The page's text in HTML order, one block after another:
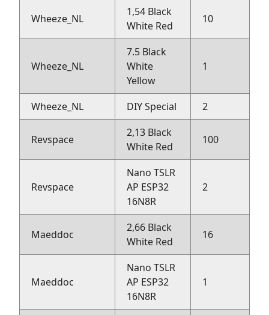
Wheeze_NL
1,54 Black
White Red
10
Wheeze_NL
7.5 Black
White
Yellow
1
Wheeze_NL DIY Special 2
Revspace
2,13 Black
White Red
100
Revspace
Nano TSLR
AP ESP32
16N8R
2
Maeddoc
2,66 Black
White Red
16
Maeddoc
Nano TSLR
AP ESP32
16N8R
1